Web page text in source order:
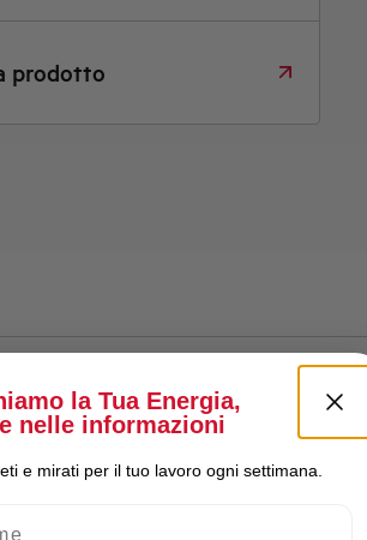
prodotto
la Tua Energia,
nelle informazioni
e mirati per il tuo lavoro ogni settimana.